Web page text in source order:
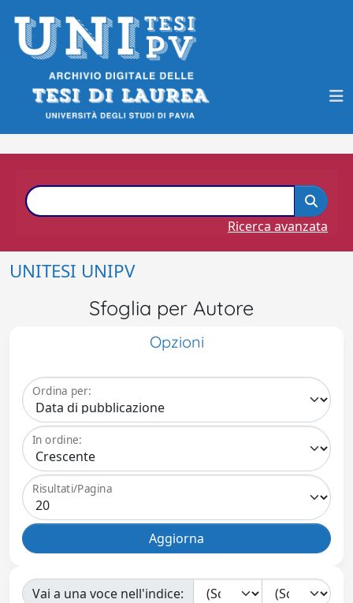
Ricerca avanzata
UNITESI UNIPV
Sfoglia per Autore
Opzioni
Ordina per:
In ordine:
Risultati/Pagina
Vai a una voce nell'indice: